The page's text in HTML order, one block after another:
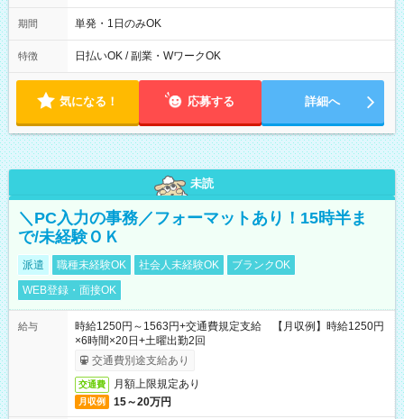
10/26 全日共通 08：00～12：00 17：00～21：00 ＊8/31
～9/19のみ下記シフトもあります！ 12：00～16：00 ＊9/6～
00
期間 単発・1日のみOK
特徴 日払いOK / 副業・WワークOK
気になる！ 応募する 詳細へ
未読
＼PC入力の事務／フォーマットあり！15時半ま
で/未経験ＯＫ
派遣 職種未経験OK 社会人未経験OK
ブランクOK
WEB登録・面接OK
給与
時給1250円～1563円+交通費規定支給 【月収例】時給1250円
×6時間×20日+土曜出勤2回
交通費別途支給あり
交通費 月額上限規定あり
月収例 15～20万円